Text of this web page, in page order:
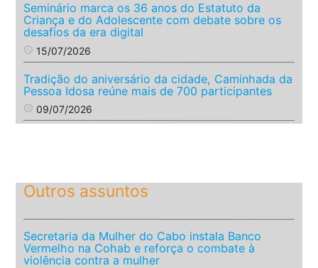
Seminário marca os 36 anos do Estatuto da
Criança e do Adolescente com debate sobre os
desafios da era digital
access_time 15/07/2026
Tradição do aniversário da cidade, Caminhada da
Pessoa Idosa reúne mais de 700 participantes
access_time 09/07/2026
Outros assuntos
Secretaria da Mulher do Cabo instala Banco
Vermelho na Cohab e reforça o combate à
violência contra a mulher